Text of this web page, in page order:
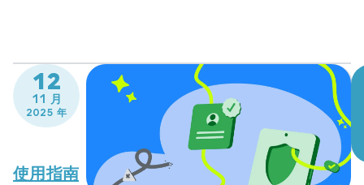
12
11 月
2025 年
使用指南